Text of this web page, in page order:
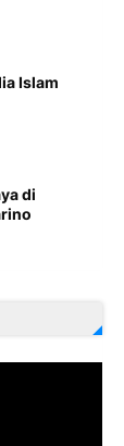
Islam
di